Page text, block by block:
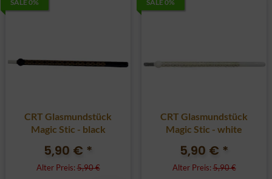
SALE 0%
CRT Glasmundstück
Magic Stic - black
5,90 € *
Alter Preis:5,90 €
SALE 0%
CRT Glasmundstück
Magic Stic - white
5,90 € *
Alter Preis:5,90 €